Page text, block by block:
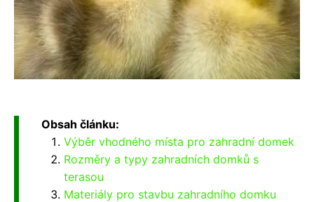
Obsah článku:
Výběr vhodného místa pro zahradní domek
Rozměry a typy zahradních domků s
terasou
Materiály pro stavbu zahradního domku